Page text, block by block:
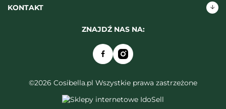
KONTAKT
ZNAJDŹ NAS NA:
©2026 Cosibella.pl Wszystkie prawa zastrzeżone